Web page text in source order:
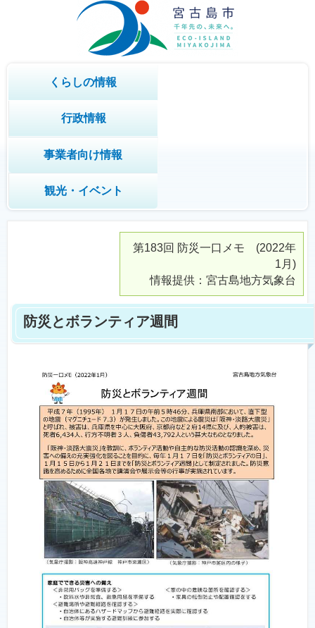
くらしの情報
行政情報
事業者向け情報
観光・イベント
第183回 防災一口メモ (2022年
1月)
情報提供：宮古島地方気象台
防災とボランティア週間